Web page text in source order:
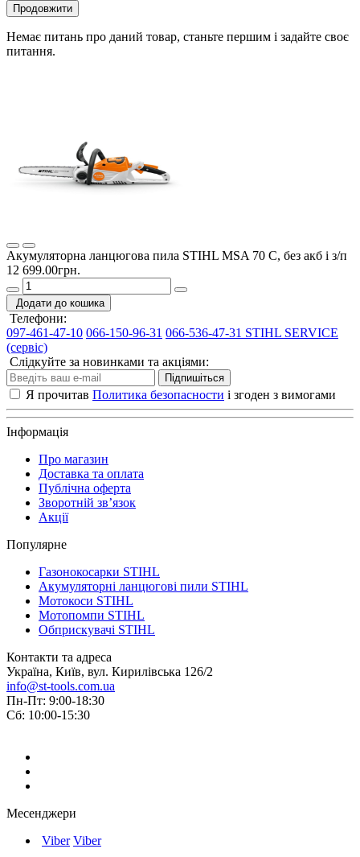
Продовжити
Немає питань про даний товар, станьте першим і задайте своє
питання.
Акумуляторна ланцюгова пила STIHL MSA 70 C, без акб і з/п
12 699.00грн.
Додати до кошика
Телефони:
097-461-47-10 066-150-96-31 066-536-47-31 STIHL SERVICE
(сервіс)
Слідкуйте за новинками та акціями:
Підпишіться
Я прочитав Политика безопасности і згоден з вимогами
Інформація
Про магазин
Доставка та оплата
Публічна оферта
Зворотній зв’язок
Акції
Популярне
Газонокосарки STIHL
Акумуляторні ланцюгові пили STIHL
Мотокоси STIHL
Мотопомпи STIHL
Обприскувачі STIHL
Контакти та адреса
Україна, Київ, вул. Кирилівська 126/2
info@st-tools.com.ua
Пн-Пт: 9:00-18:30
Сб: 10:00-15:30
Месенджери
Viber Viber